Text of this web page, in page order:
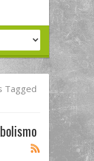
Tagged